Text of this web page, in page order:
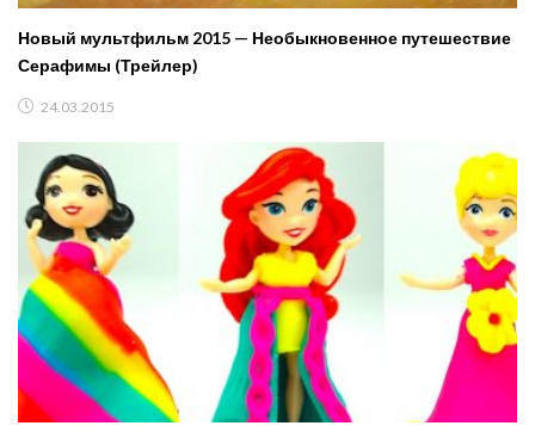
Новый мультфильм 2015 — Необыкновенное путешествие
Серафимы (Трейлер)
24.03.2015